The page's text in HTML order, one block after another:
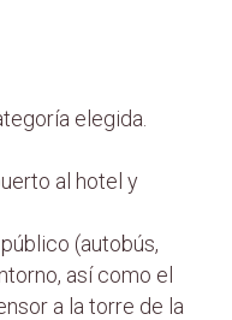
elegida.
al hotel y
(autobús,
así como el
a la torre de la